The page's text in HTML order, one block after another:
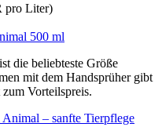
pro Liter)
500 ml
die beliebteste Größe
mit dem Handsprüher gibt
zum Vorteilspreis.